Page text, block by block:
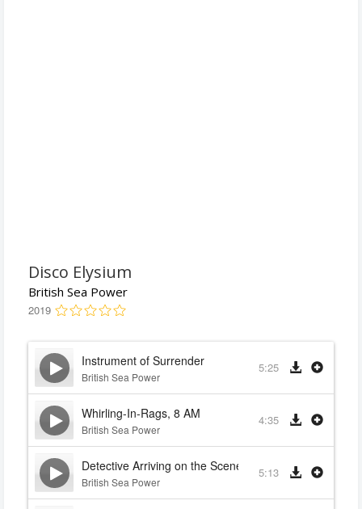
Disco Elysium
British Sea Power
2019
Instrument of Surrender
British Sea Power
5:25
Whirling-In-Rags, 8 AM
British Sea Power
4:35
Detective Arriving on the Scene
British Sea Power
5:13